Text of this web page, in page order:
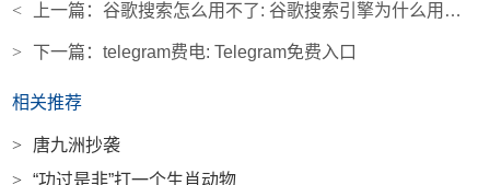
< 上一篇：谷歌搜索怎么用不了: 谷歌搜索引擎为什么用不了
> 下一篇：telegram费电: Telegram免费入口
相关推荐
>
唐九洲抄袭
>
“功过是非”打一个生肖动物